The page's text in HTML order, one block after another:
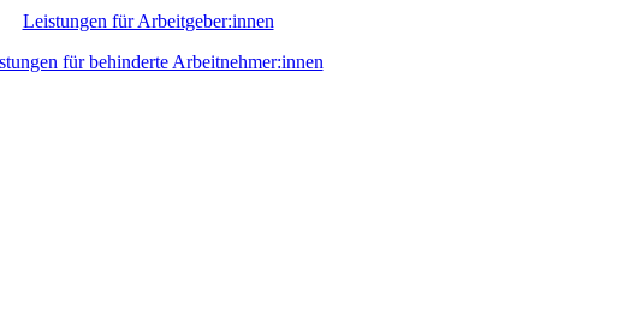
Leistungen für Arbeitgeber:innen
für behinderte Arbeitnehmer:innen